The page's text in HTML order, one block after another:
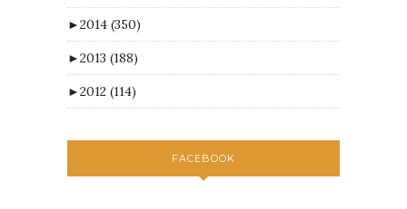
►2014 (350)
►2013 (188)
►2012 (114)
FACEBOOK